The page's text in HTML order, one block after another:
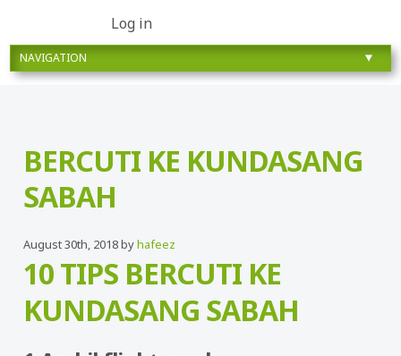
Log in
BERCUTI KE KUNDASANG
SABAH
August 30th, 2018 byhafeez
10 TIPS BERCUTI KE
KUNDASANG SABAH